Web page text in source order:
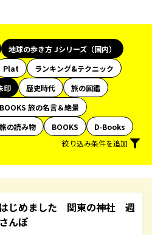
地球の歩き方 Jシリーズ（国内）
Plat
ランキング&テクニック
印 歴史時代
旅の図鑑
BOOKS 旅の名言＆絶景
の読み物 BOOKS
D-Books
絞り込み条件を追加
じめました 関東の神社 週
んぽ